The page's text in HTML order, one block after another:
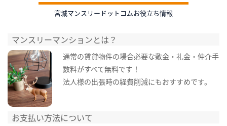
宮城マンスリードットコムお役立ち情報
マンスリーマンションとは？
通常の賃貸物件の場合必要な敷金・礼金・仲介手
数料がすべて無料です！
法人様の出張時の経費削減にもおすすめです。
お支払い方法について